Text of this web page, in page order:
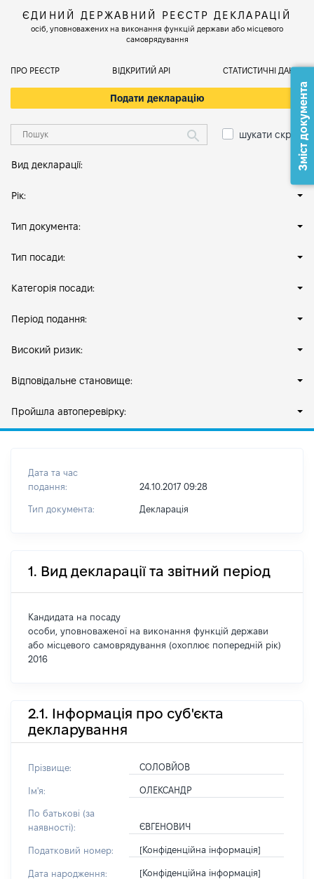
ЄДИНИЙ ДЕРЖАВНИЙ РЕЄСТР ДЕКЛАРАЦІЙ
осіб, уповноважених на виконання функцій держави або місцевого
самоврядування
ПРО РЕЄСТР ВІДКРИТИЙ АРІ СТАТИСТИЧНІ ДАНІ
Подати декларацію
шукати скрізь
Вид декларації:
Рік:
Тип документа:
Тип посади:
Категорія посади:
Період подання:
Високий ризик:
Відповідальне становище:
Пройшла автоперевірку:
Дата та час
подання:
24.10.2017 09:28
Тип документа: Декларація
1. Вид декларації та звітний період
Кандидата на посаду
особи, уповноваженої на виконання функцій держави
або місцевого самоврядування (охоплює попередній рік)
2016
2.1. Інформація про суб'єкта
декларування
Прізвище: СОЛОВЙОВ
Ім'я: ОЛЕКСАНДР
По батькові (за
наявності):
ЄВГЕНОВИЧ
Податковий номер: [Конфіденційна інформація]
Дата народження: [Конфіденційна інформація]
Зміст документа